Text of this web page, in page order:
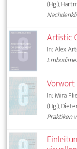
(Hg.),
Artistic
In: Alex
Vorwort
In: Mira
(Hg.),
Praktiken